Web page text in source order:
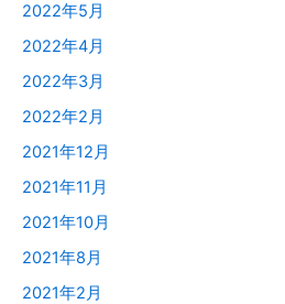
2022年5月
2022年4月
2022年3月
2022年2月
2021年12月
2021年11月
2021年10月
2021年8月
2021年2月